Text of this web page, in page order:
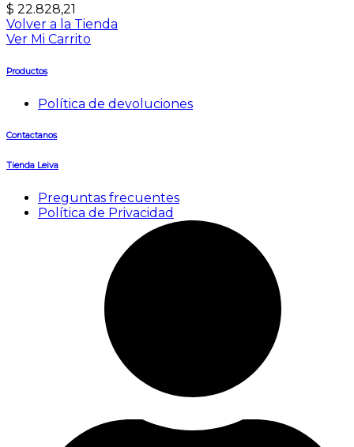
$ 22.828,21
Volver a la Tienda
Ver Mi Carrito
Productos
Política de devoluciones
Contactanos
Tienda Leiva
Preguntas frecuentes
Política de Privacidad